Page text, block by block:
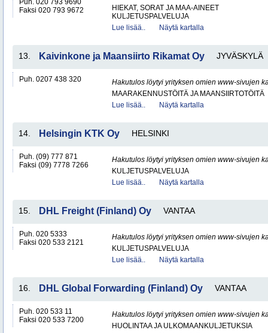
Puh. 020 793 9690
Faksi 020 793 9672
HIEKAT, SORAT JA MAA-AINEET
KULJETUSPALVELUJA
Lue lisää..
Näytä kartalla
13. Kaivinkone ja Maansiirto Rikamat Oy JYVÄSKYLÄ
Puh. 0207 438 320
Hakutulos löytyi yrityksen omien www-sivujen
MAARAKENNUSTÖITÄ JA MAANSIIRTOTÖITÄ
Lue lisää..
Näytä kartalla
14. Helsingin KTK Oy HELSINKI
Puh. (09) 777 871
Faksi (09) 7778 7266
Hakutulos löytyi yrityksen omien www-sivujen
KULJETUSPALVELUJA
Lue lisää..
Näytä kartalla
15. DHL Freight (Finland) Oy VANTAA
Puh. 020 5333
Faksi 020 533 2121
Hakutulos löytyi yrityksen omien www-sivujen
KULJETUSPALVELUJA
Lue lisää..
Näytä kartalla
16. DHL Global Forwarding (Finland) Oy VANTAA
Puh. 020 533 11
Faksi 020 533 7200
Hakutulos löytyi yrityksen omien www-sivujen
HUOLINTAA JA ULKOMAANKULJETUKSIA